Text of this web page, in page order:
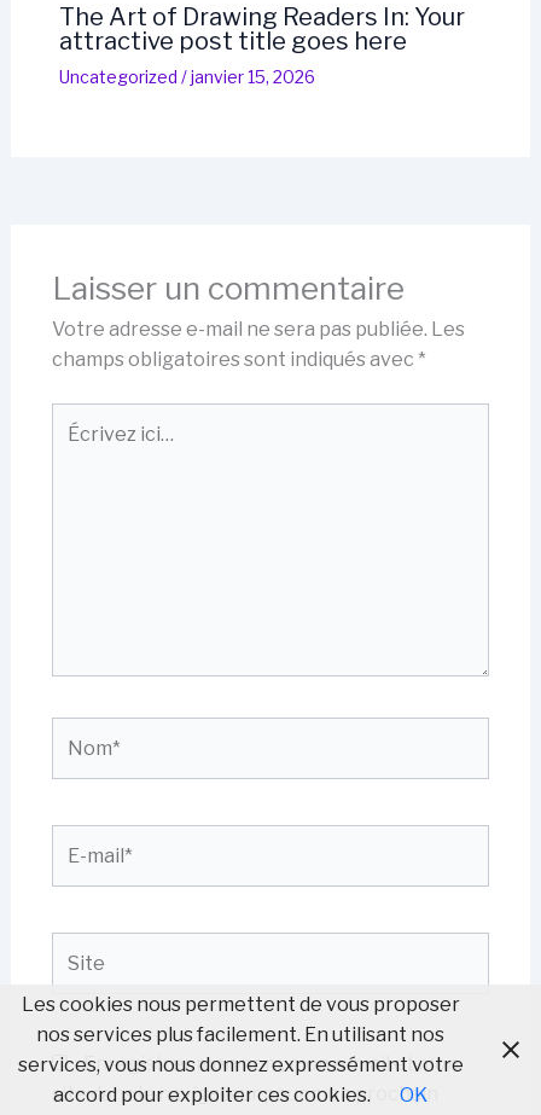
The Art of Drawing Readers In: Your
attractive post title goes here
Uncategorized /janvier 15, 2026
Laisser un commentaire
Votre adresse e-mail ne sera pas publiée. Les
champs obligatoires sont indiqués avec *
Écrivez
ici…
mail*
Enregistrer mon nom, mon e-mail et mon
site dans le navigateur pour mon prochain
Les cookies nous permettent de vous proposer
nos services plus facilement. En utilisant nos
services, vous nous donnez expressément votre
accord pour exploiter ces cookies.
OK